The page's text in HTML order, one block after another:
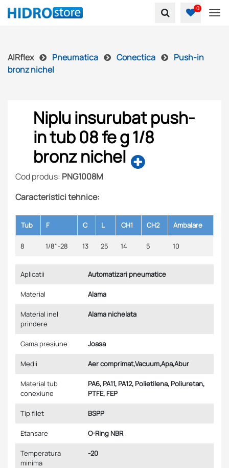
0
AIRflex Pneumatica Conectica
Push-in
bronz nichel
Niplu insurubat push-
in tub 08 fe g 1/8
bronz nichel
Cod produs: PNG1008M
Caracteristici tehnice:
Tub F C L CH1 CH2 Ambalare
8 1/8''-28 13 25 14 5 10
Aplicatii Automatizari pneumatice
Material Alama
Material inel
prindere
Alama nichelata
Gama presiune Joasa
Medii Aer comprimat,Vacuum,Apa,Abur
Material tub
conexiune
PA6, PA11, PA12, Polietilena, Poliuretan,
PTFE, FEP
Tip filet BSPP
Etansare O-Ring NBR
Temperatura
minima
-20